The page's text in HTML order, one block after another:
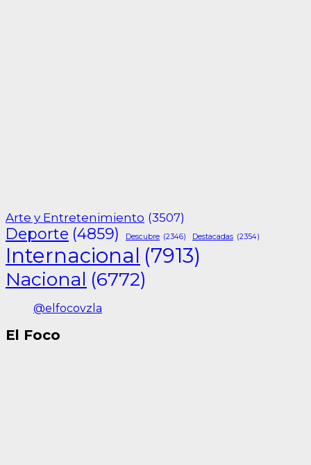
Arte y Entretenimiento (3507)
Deporte (4859) Descubre (2346) Destacadas (2354)
Internacional (7913)
Nacional (6772)
@elfocovzla
El Foco